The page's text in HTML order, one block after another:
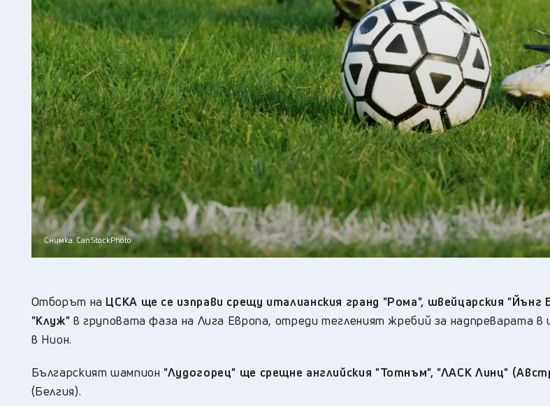
Перник, 24°C
Плевен, 30°C
Пловдив, 32 °C
Разград, 27°C
Русе 28
Силистра, °C
Сливен, 28°C
Смолян, 24°C
София, 29°C
Стара Загора , 31°C
Търговище , 26 °C
Хасково , 30°C
Шумен, 27°C
Ямбол, 29°C
Снимка: CanStockPhoto
Отборът на ЦСКА ще се изправи срещу италианския гранд "Рома", швейцарския "Йънг
"Клуж" в груповата фаза на Лига Европа, отреди тегленият жребий за надпреварата
в Нион.
Българският шампион "Лудогорец" ще срещне английския "Тотнъм", "ЛАСК Линц"
(Белгия).